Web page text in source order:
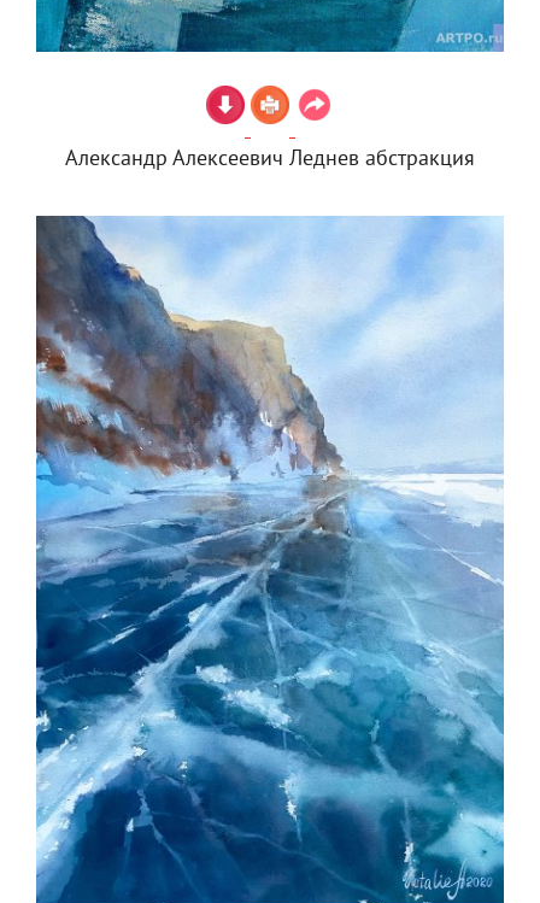
Александр Алексеевич Леднев абстракция